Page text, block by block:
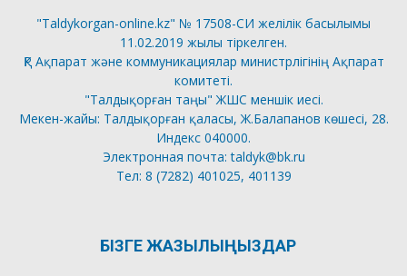
"Taldykorgan-online.kz" № 17508-СИ желілік басылымы
11.02.2019 жылы тіркелген.
ҚР Ақпарат және коммуникациялар министрлігінің Ақпарат
комитеті.
"Талдықорған таңы" ЖШС меншік иесі.
Мекен-жайы: Талдықорған қаласы, Ж.Балапанов көшесі, 28.
Индекс 040000.
Электронная почта: taldyk@bk.ru
Тел: 8 (7282) 401025, 401139
БІЗГЕ ЖАЗЫЛЫҢЫЗДАР